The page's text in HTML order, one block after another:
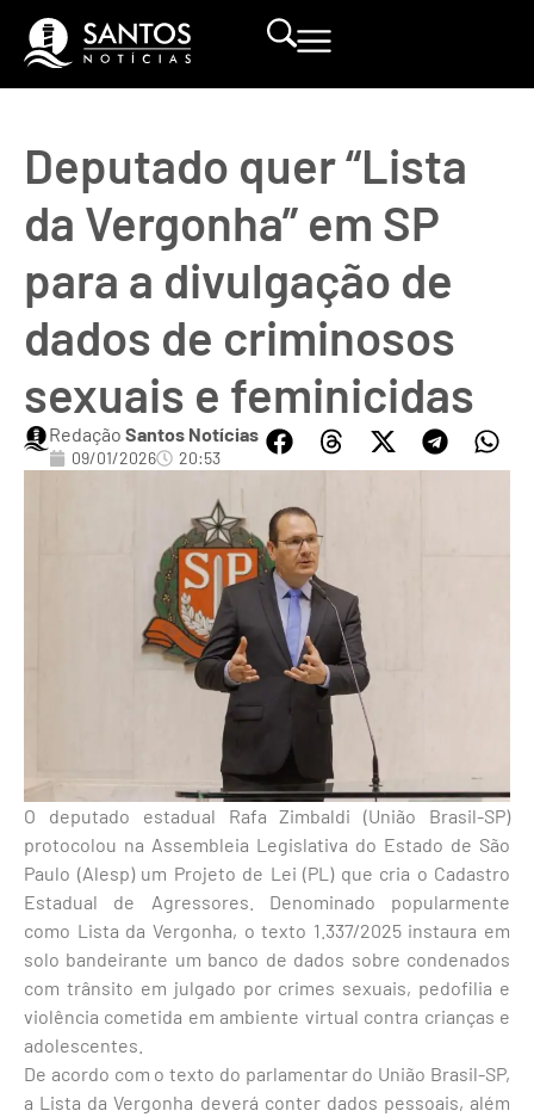
Deputado quer “Lista
da Vergonha” em SP
para a divulgação de
dados de criminosos
sexuais e feminicidas
Redação Santos Notícias
09/01/2026 20:53
O deputado estadual Rafa Zimbaldi (União Brasil-SP)
protocolou na Assembleia Legislativa do Estado de São
Paulo (Alesp) um Projeto de Lei (PL) que cria o Cadastro
Estadual de Agressores. Denominado popularmente
como Lista da Vergonha, o texto 1.337/2025 instaura em
solo bandeirante um banco de dados sobre condenados
com trânsito em julgado por crimes sexuais, pedofilia e
violência cometida em ambiente virtual contra crianças e
adolescentes.
De acordo com o texto do parlamentar do União Brasil-SP,
a Lista da Vergonha deverá conter dados pessoais, além